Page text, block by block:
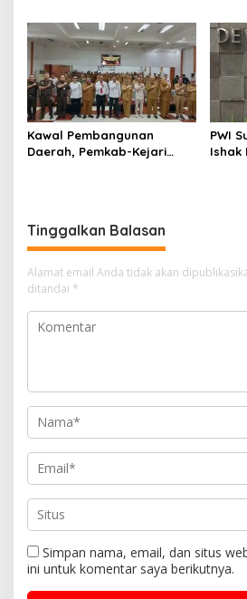
Kelola Keuangan
Kawal Pembangunan
Daerah, Pemkab-Kejari
PWI
Ishak
Tinggalkan Balasan
Alamat email Anda tidak akan
ditandai *
Simpan nama, email, dan situs
ini untuk komentar saya berikutnya.